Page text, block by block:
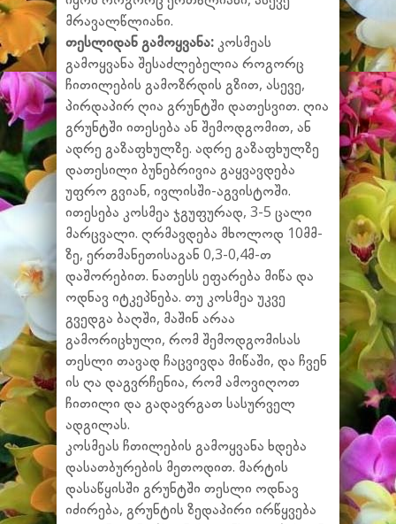
მრავალწლიანი.
თესლიდან გამოყვანა: კოსმეას
გამოყვანა შესაძლებელია როგორც
ჩითილების გამოზრდის გზით, ასევე,
პირდაპირ ღია გრუნტში დათესვით. ღია
გრუნტში ითესება ან შემოდგომით, ან
ადრე გაზაფხულზე. ადრე გაზაფხულზე
დათესილი ბუნებრივია გაყვავდება
უფრო გვიან, ივლისში-აგვისტოში.
ითესება კოსმეა ჯგუფურად, 3-5 ცალი
მარცვალი. ღრმავდება მხოლოდ 10მმ-
ზე, ერთმანეთისაგან 0,3-0,4მ-თ
დაშორებით. ნათესს ეფარება მიწა და
ოდნავ იტკეპნება. თუ კოსმეა უკვე
გვედგა ბაღში, მაშინ არაა
გამორიცხული, რომ შემოდგომისას
თესლი თავად ჩაცვივდა მიწაში, და ჩვენ
ის ღა დაგვრჩენია, რომ ამოვიღოთ
ჩითილი და გადავრგათ სასურველ
ადგილას.
კოსმეას ჩთილების გამოყვანა ხდება
დასათბურების მეთოდით. მარტის
დასაწყისში გრუნტში თესლი ოდნავ
იძირება, გრუნტის ზედაპირი ირწყვება